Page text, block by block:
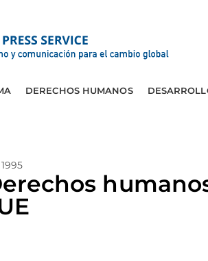
DERECHOS HUMANOS